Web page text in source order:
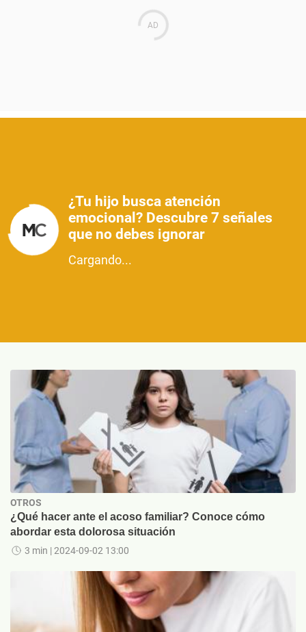
¿Tu hijo busca atención
emocional? Descubre 7 señales
que no debes ignorar
Cargando...
OTROS
¿Qué hacer ante el acoso familiar? Conoce cómo
abordar esta dolorosa situación
3 min | 2024-09-02 13:00